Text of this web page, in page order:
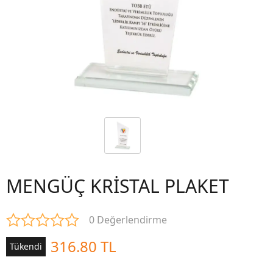
MENGÜÇ KRİSTAL PLAKET
0 Değerlendirme
Tükendi 316.80 TL